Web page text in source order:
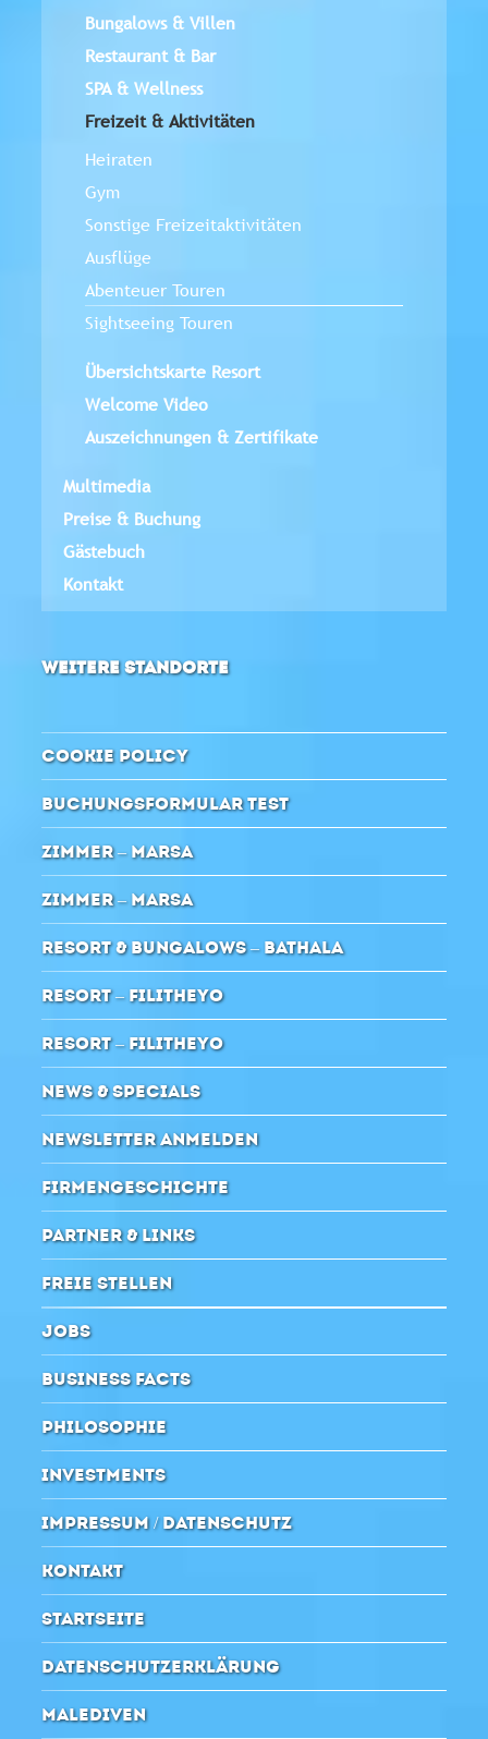
Bungalows & Villen
Restaurant & Bar
SPA & Wellness
Freizeit & Aktivitäten
Heiraten
Gym
Sonstige Freizeitaktivitäten
Ausflüge
Abenteuer Touren
Sightseeing Touren
Übersichtskarte Resort
Welcome Video
Auszeichnungen & Zertifikate
Multimedia
Preise & Buchung
Gästebuch
Kontakt
WEITERE STANDORTE
COOKIE POLICY
BUCHUNGSFORMULAR TEST
ZIMMER – MARSA
ZIMMER – MARSA
RESORT & BUNGALOWS – BATHALA
RESORT – FILITHEYO
RESORT – FILITHEYO
NEWS & SPECIALS
NEWSLETTER ANMELDEN
FIRMENGESCHICHTE
PARTNER & LINKS
FREIE STELLEN
JOBS
BUSINESS FACTS
PHILOSOPHIE
INVESTMENTS
IMPRESSUM / DATENSCHUTZ
KONTAKT
STARTSEITE
DATENSCHUTZERKLÄRUNG
MALEDIVEN